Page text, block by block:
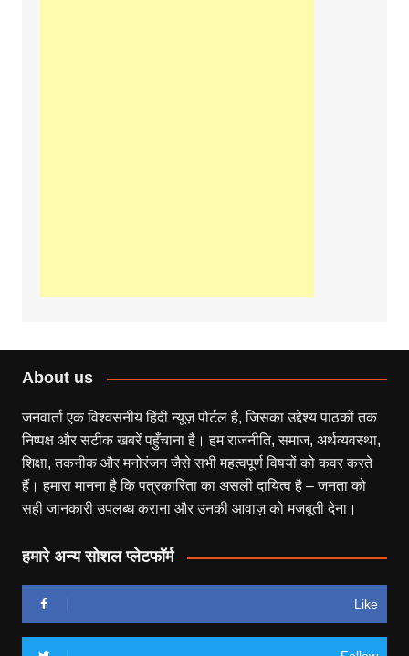
About us
जनवार्ता एक विश्वसनीय हिंदी न्यूज़ पोर्टल है, जिसका उद्देश्य पाठकों तक
निष्पक्ष और सटीक खबरें पहुँचाना है। हम राजनीति, समाज, अर्थव्यवस्था,
शिक्षा, तकनीक और मनोरंजन जैसे सभी महत्वपूर्ण विषयों को कवर करते
हैं। हमारा मानना है कि पत्रकारिता का असली दायित्व है – जनता को
सही जानकारी उपलब्ध कराना और उनकी आवाज़ को मजबूती देना।
हमारे अन्य सोशल प्लेटफॉर्म
Like